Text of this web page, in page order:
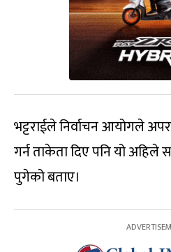
भट्टराईले निर्वाचन आयोगले‍
गर्न ताकेता दिए पनि यो
पुगेको बताए।